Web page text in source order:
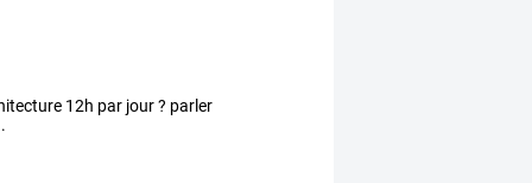
12h par jour ? parler